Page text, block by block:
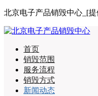
北京电子产品销毁中心_[
首页
销毁范围
服务流程
销毁方式
新闻动态